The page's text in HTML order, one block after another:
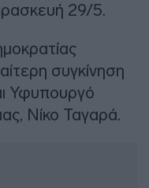
29/5.
συγκίνηση
Υφυπουργό
Νίκο Ταγαρά.